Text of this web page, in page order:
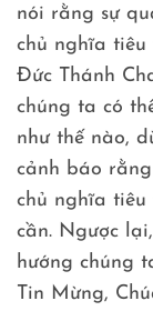
nói rằng sự
chủ nghĩa
Đức Thánh
chúng ta có
như thế nào,
cảnh báo
chủ nghĩa tiêu
cần. Ngược
hướng chúng
Tin Mừng,